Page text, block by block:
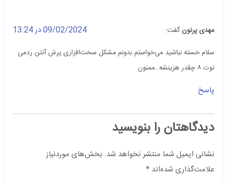
مهدی پرنون گفت: 09/02/2024 در 13:24
سلام خسته نباشید می‌خواستم بدونم مشکل سخت‌افزاری پرش آنتن ردمی
نوت ۸ چقدر هزینشه..ممنون
پاسخ
دیدگاهتان را بنویسید
نشانی ایمیل شما منتشر نخواهد شد. بخش‌های موردنیاز
علامت‌گذاری شده‌اند *